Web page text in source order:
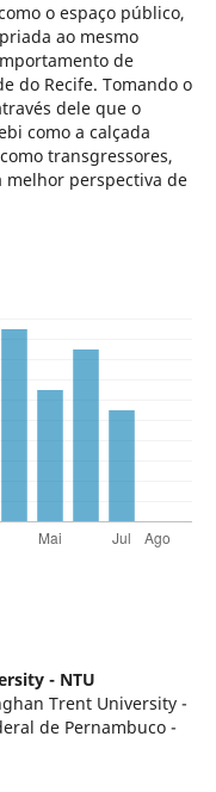
o espaço público,
ao mesmo
de
do Recife. Tomando o
dele que o
como a calçada
transgressores,
perspectiva de
- NTU
Trent University -
de Pernambuco -